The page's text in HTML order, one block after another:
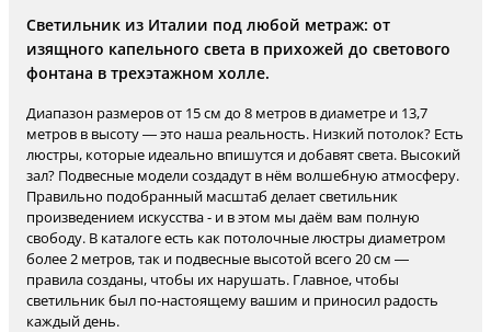
Светильник из Италии под любой метраж: от
изящного капельного света в прихожей до светового
фонтана в трехэтажном холле.
Диапазон размеров от 15 см до 8 метров в диаметре и 13,7
метров в высоту — это наша реальность. Низкий потолок? Есть
люстры, которые идеально впишутся и добавят света. Высокий
зал? Подвесные модели создадут в нём волшебную атмосферу.
Правильно подобранный масштаб делает светильник
произведением искусства - и в этом мы даём вам полную
свободу. В каталоге есть как потолочные люстры диаметром
более 2 метров, так и подвесные высотой всего 20 см —
правила созданы, чтобы их нарушать. Главное, чтобы
светильник был по-настоящему вашим и приносил радость
каждый день.